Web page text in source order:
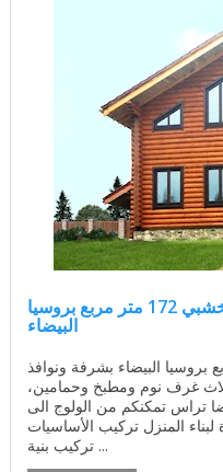
بيت خشبي مساحته منزل خشبي 172 متر مربع بروسيا
البيضاء
172 متر مربع بروسيا البيضاء بشرفة ونوافذ
غرف نوم ومطبخ وحمامين،
تراس تمكنكم من الولوج الى
المنزل تركيب الأساسيات
تركيب بنية ...